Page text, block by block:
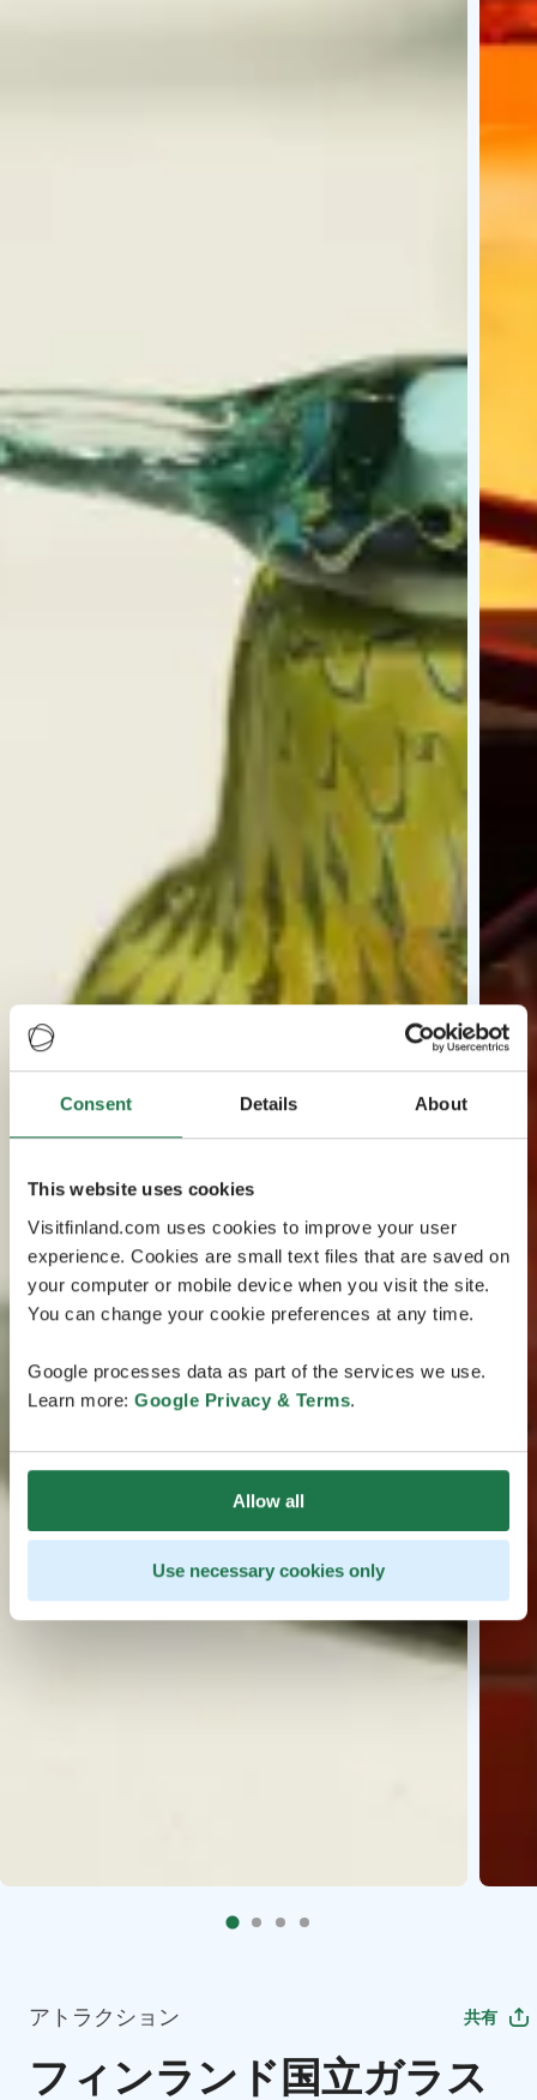
Consent Details About
This website uses cookies
Visitfinland.com uses cookies to improve your user
experience. Cookies are small text files that are saved on
your computer or mobile device when you visit the site.
You can change your cookie preferences at any time.
Google processes data as part of the services we use.
Learn more: Google Privacy & Terms.
Allow all
Use necessary cookies only
アトラクション 共有
フィンランド国立ガラス